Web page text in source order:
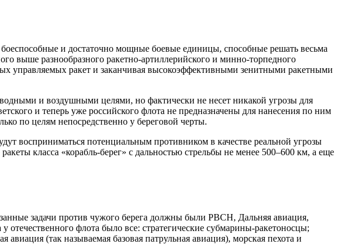
и достаточно мощные боевые единицы, способные решать весьма
выше разнообразного ракетно-артиллерийского и минно-торпедного
управляемых ракет и заканчивая высокоэффективными зенитными ракетными
и воздушными целями, но фактически не несет никакой угрозы для
и теперь уже российского флота не предназначены для нанесения по ним
по целям непосредственно у береговой черты.
восприниматься потенциальным противником в качестве реальной угрозы
класса «корабль-берег» с дальностью стрельбы не менее 500–600 км, а еще
задачи против чужого берега должны были РВСН, Дальняя авиация,
флота было все: стратегические субмарины-ракетоносцы;
(так называемая базовая патрульная авиация), морская пехота и